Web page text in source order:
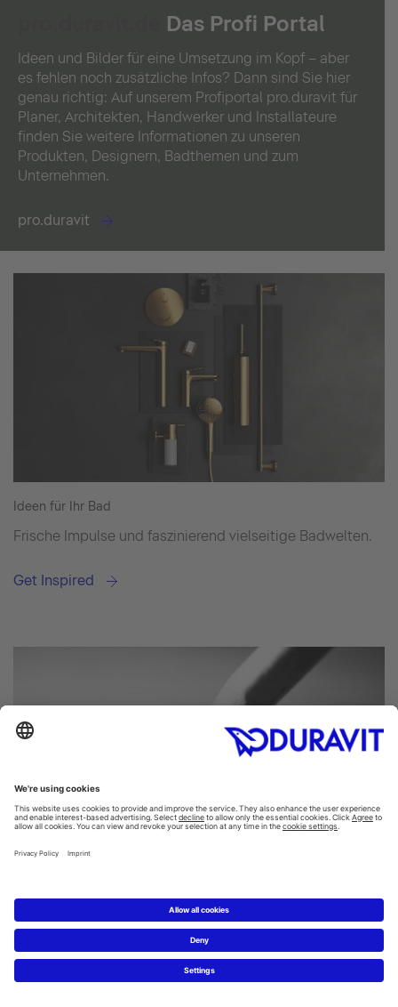
Das Profi Portal
Ideen und Bilder für eine Umsetzung im Kopf – aber
es fehlen noch zusätzliche Infos? Dann sind Sie hier
genau richtig: Auf unserem Profiportal pro.duravit für
Planer, Architekten, Handwerker und Installateure
finden Sie weitere Informationen zu unseren
Produkten, Designern, Badthemen und zum
Unternehmen.
pro.duravit
Ideen für Ihr Bad
Frische Impulse und faszinierend vielseitige Badwelten.
Get Inspired
Mit dem Duravit-Badplaner können Sie Ihre ersten Ideen
zum Traumbad selbst online umsetzen.